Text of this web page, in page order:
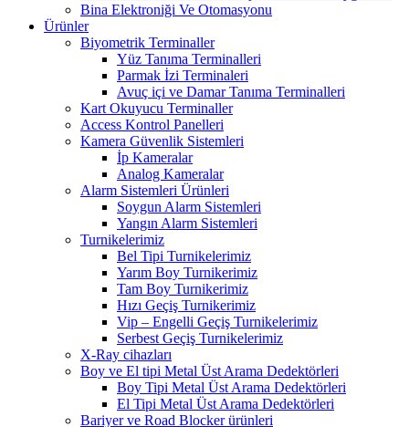
Bina Elektroniği Ve Otomasyonu
Ürünler
Biyometrik Terminaller
Yüz Tanıma Terminalleri
Parmak İzi Terminaleri
Avuç içi ve Damar Tanıma Terminalleri
Kart Okuyucu Terminaller
Access Kontrol Panelleri
Kamera Güvenlik Sistemleri
İp Kameralar
Analog Kameralar
Alarm Sistemleri Ürünleri
Soygun Alarm Sistemleri
Yangın Alarm Sistemleri
Turnikelerimiz
Bel Tipi Turnikelerimiz
Yarım Boy Turnikerimiz
Tam Boy Turnikerimiz
Hızı Geçiş Turnikerimiz
Vip – Engelli Geçiş Turnikelerimiz
Serbest Geçiş Turnikelerimiz
X-Ray cihazları
Boy ve El tipi Metal Üst Arama Dedektörleri
Boy Tipi Metal Üst Arama Dedektörleri
El Tipi Metal Üst Arama Dedektörleri
Bariyer ve Road Blocker ürünleri